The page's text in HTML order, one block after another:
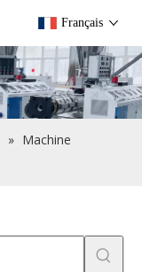
Français
» Machine